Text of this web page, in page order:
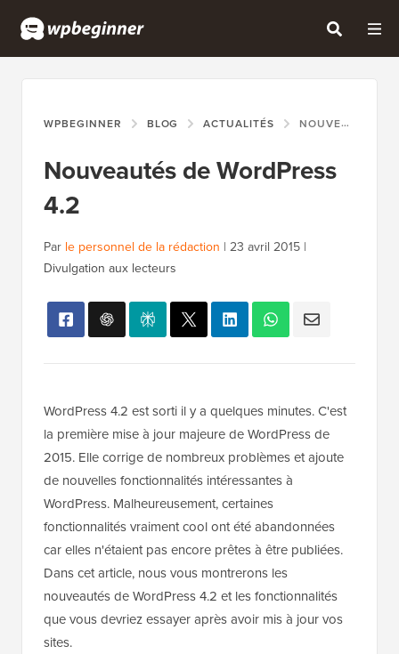
WPBEGINNER BLOG ACTUALITÉS NOUVEAUTÉS DE WORDPRESS 4.2
Nouveautés de WordPress
4.2
Par le personnel de la rédaction | 23 avril 2015 |
Divulgation aux lecteurs
WordPress 4.2 est sorti il y a quelques minutes. C'est
la première mise à jour majeure de WordPress de
2015. Elle corrige de nombreux problèmes et ajoute
de nouvelles fonctionnalités intéressantes à
WordPress. Malheureusement, certaines
fonctionnalités vraiment cool ont été abandonnées
car elles n'étaient pas encore prêtes à être publiées.
Dans cet article, nous vous montrerons les
nouveautés de WordPress 4.2 et les fonctionnalités
que vous devriez essayer après avoir mis à jour vos
sites.